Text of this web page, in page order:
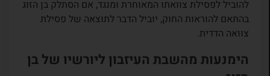
להוביל לפסילת צוואתו המאוחרת ומנגד, אם הסתלק בן הזוג
בהתאם להוראות החוק, יוביל הדבר לתוצאה של פסילת
צוואה הדדית.
הימנעות מהשבת העיזבון ליורשיו של בן